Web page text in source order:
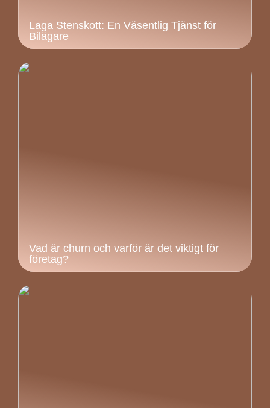
Laga Stenskott: En Väsentlig Tjänst för
Bilägare
Vad är churn och varför är det viktigt för
företag?